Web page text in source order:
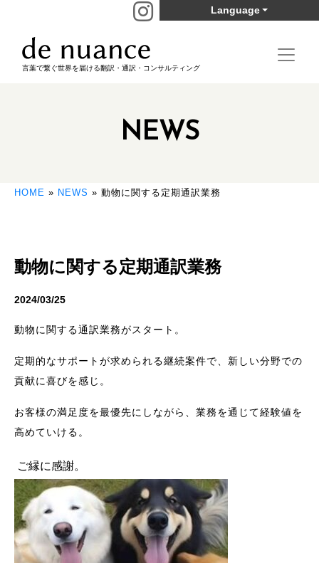
Language
言葉で繋ぐ世界を届ける翻訳・通訳・コンサルティング
NEWS
HOME » NEWS » 動物に関する定期通訳業務
動物に関する定期通訳業務
2024/03/25
動物に関する通訳業務がスタート。
定期的なサポートが求められる継続案件で、新しい分野での
貢献に喜びを感じ。
お客様の満足度を最優先にしながら、業務を通じて経験値を
高めていける。
ご縁に感謝。